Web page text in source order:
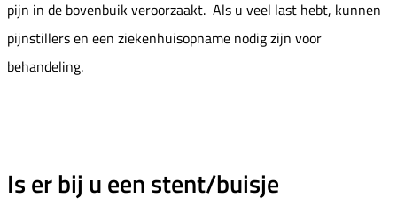
pijn in de bovenbuik veroorzaakt. Als u veel last hebt, kunnen
pijnstillers en een ziekenhuisopname nodig zijn voor
behandeling.
Is er bij u een stent/buisje